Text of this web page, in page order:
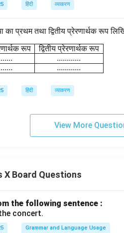
हिंदी व्याकरण
प्रथम तथा द्वितीय प्रेरणार्थक रूप
\begin{array}{|l|c|c|} \hline
रूप
द्वितीय प्रेरणार्थक रूप
............
............
हिंदी व्याकरण
View More
X Board Questions
the following sentence :
concert.
Grammar and Language Usage